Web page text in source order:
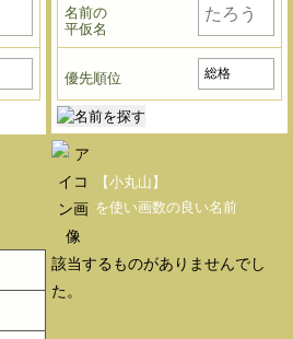
名前の
平仮名
優先順位
【小丸山】
を使い画数の良い名前
該当するものがありませんでし
た。